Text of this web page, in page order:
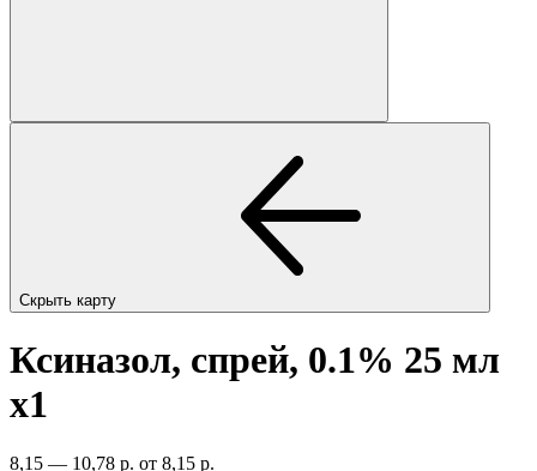
Скрыть карту
Ксиназол, спрей, 0.1% 25 мл
x1
8,15 — 10,78 р. от 8,15 р.